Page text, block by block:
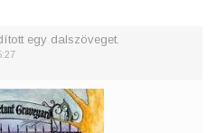
menjek a közelébe
egy dalszöveget.